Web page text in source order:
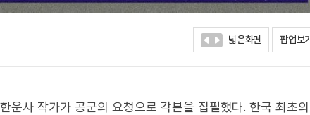
넓은화면 팝업보기
사 작가가 공군의 요청으로 각본을 집필했다. 한국 최초의